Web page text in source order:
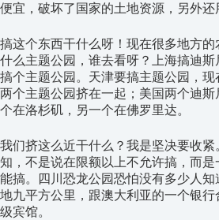
便宜，破坏了国家的土地资源，另外还
搞这个东西干什么呀！现在很多地方
什么主题公园，谁去看呀？上海搞迪
搞个主题公园。天津要搞主题公园，现
两个主题公园挤在一起；美国两个迪
个在洛杉矶，另一个在佛罗里达。
我们挤这么近干什么？我是坚决要收
知，不是说在限额以上不允许搞，而
能搞。四川恐龙公园恐怕没有多少人
地九平方公里，跟澳大利亚的一个银
级宾馆。